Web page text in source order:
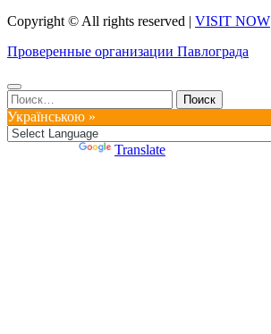
Copyright © All rights reserved | VISIT NOW
Проверенные организации Павлограда
Найти:
Українською »
Translate